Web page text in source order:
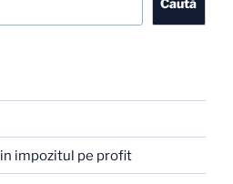
Caută
impozitul pe profit